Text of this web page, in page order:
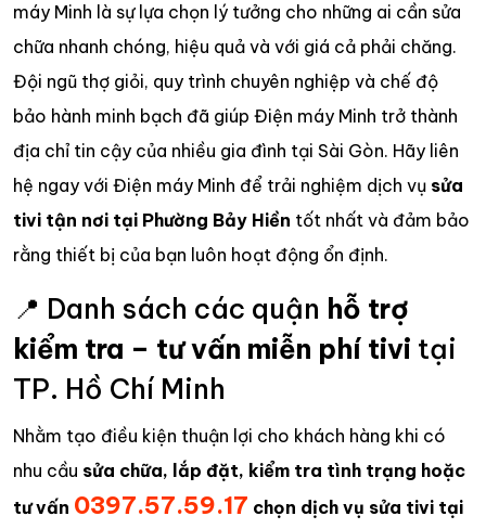
máy Minh là sự lựa chọn lý tưởng cho những ai cần sửa
chữa nhanh chóng, hiệu quả và với giá cả phải chăng.
Đội ngũ thợ giỏi, quy trình chuyên nghiệp và chế độ
bảo hành minh bạch đã giúp Điện máy Minh trở thành
địa chỉ tin cậy của nhiều gia đình tại Sài Gòn. Hãy liên
hệ ngay với Điện máy Minh để trải nghiệm dịch vụ sửa
tivi tận nơi tại Phường Bảy Hiền tốt nhất và đảm bảo
rằng thiết bị của bạn luôn hoạt động ổn định.
📍 Danh sách các quận hỗ trợ
kiểm tra – tư vấn miễn phí tivi tại
TP. Hồ Chí Minh
Nhằm tạo điều kiện thuận lợi cho khách hàng khi có
nhu cầu sửa chữa, lắp đặt, kiểm tra tình trạng hoặc
tư vấn 0397.57.59.17 chọn dịch vụ sửa tivi tại